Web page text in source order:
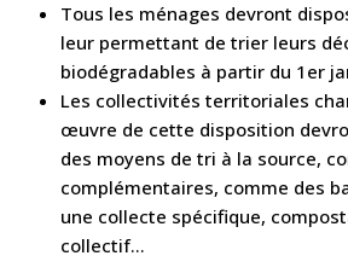
Tous les ménages devront
leur permettant de trier leurs
biodégradables à partir du 1er
Les collectivités territoriales
œuvre de cette disposition
des moyens de tri à la source,
complémentaires, comme des
une collecte spécifique,
collectif…